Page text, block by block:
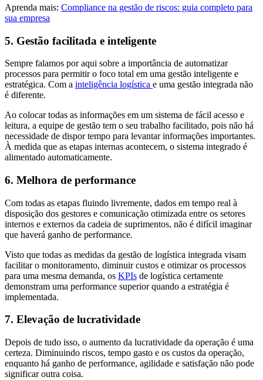
Aprenda mais: Compliance na gestão de riscos: guia completo para
sua empresa
5. Gestão facilitada e inteligente
Sempre falamos por aqui sobre a importância de automatizar
processos para permitir o foco total em uma gestão inteligente e
estratégica. Com a inteligência logística e uma gestão integrada não
é diferente.
Ao colocar todas as informações em um sistema de fácil acesso e
leitura, a equipe de gestão tem o seu trabalho facilitado, pois não há
necessidade de dispor tempo para levantar informações importantes.
À medida que as etapas internas acontecem, o sistema integrado é
alimentado automaticamente.
6. Melhora de performance
Com todas as etapas fluindo livremente, dados em tempo real à
disposição dos gestores e comunicação otimizada entre os setores
internos e externos da cadeia de suprimentos, não é difícil imaginar
que haverá ganho de performance.
Visto que todas as medidas da gestão de logística integrada visam
facilitar o monitoramento, diminuir custos e otimizar os processos
para uma mesma demanda, os KPIs de logística certamente
demonstram uma performance superior quando a estratégia é
implementada.
7. Elevação de lucratividade
Depois de tudo isso, o aumento da lucratividade da operação é uma
certeza. Diminuindo riscos, tempo gasto e os custos da operação,
enquanto há ganho de performance, agilidade e satisfação não pode
significar outra coisa.